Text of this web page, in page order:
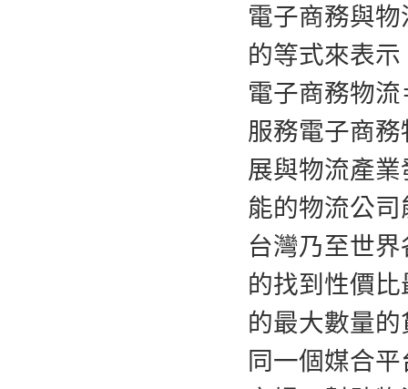
電子商務與
的等式來表示
電子商務物
服務電子商
展與物流產
能的物流公
台灣乃至世
的找到性價
的最大數量
同一個媒合